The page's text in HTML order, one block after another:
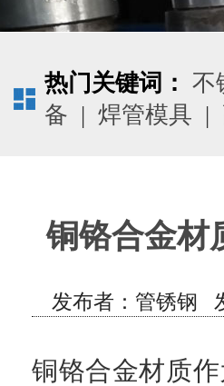
热门关键词： 不
备 | 焊管模具 |
铜铬合金材
发布者：管锈钢
铜铬合金材质作